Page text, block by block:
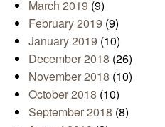
March 2019 (9)
February 2019 (9)
January 2019 (10)
December 2018 (26)
November 2018 (10)
October 2018 (10)
September 2018 (8)